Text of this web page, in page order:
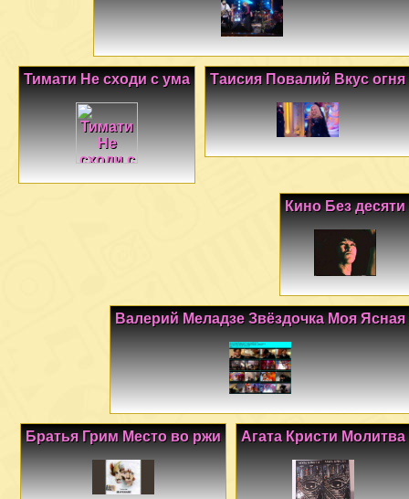
Таисия Повалий Вкус огня
Тимати Не сходи с ума
Кино Без десяти
Валерий Меладзе Звёздочка Моя Ясная
Агата Кристи Молитва
Братья Грим Место во ржи